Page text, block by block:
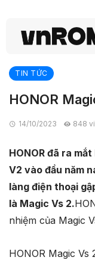
TIN TỨC
HONOR
14/10/2023 848
HONOR đã ra
V2 vào đầu năm
làng điện thoại
là Magic Vs 2.
nhiệm của Magic
HONOR Magic